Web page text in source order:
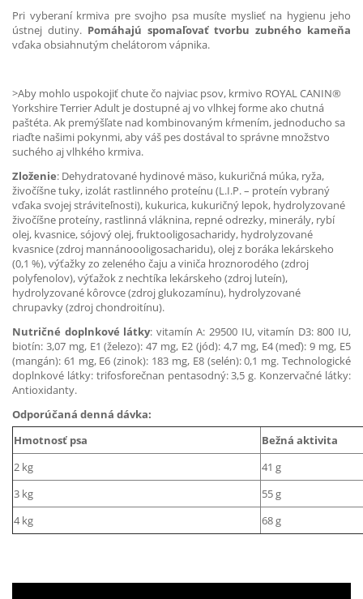
Pri vyberaní krmiva pre svojho psa musíte myslieť na hygienu jeho
ústnej dutiny. Pomáhajú spomaľovať tvorbu zubného kameňa
vďaka obsiahnutým chelátorom vápnika.
>Aby mohlo uspokojiť chute čo najviac psov, krmivo ROYAL CANIN®
Yorkshire Terrier Adult je dostupné aj vo vlhkej forme ako chutná
paštéta. Ak premýšľate nad kombinovaným kŕmením, jednoducho sa
riaďte našimi pokynmi, aby váš pes dostával to správne množstvo
suchého aj vlhkého krmiva.
Zloženie: Dehydratované hydinové mäso, kukuričná múka, ryža,
živočíšne tuky, izolát rastlinného proteínu (L.I.P. – proteín vybraný
vďaka svojej stráviteľnosti), kukurica, kukuričný lepok, hydrolyzované
živočíšne proteíny, rastlinná vláknina, repné odrezky, minerály, rybí
olej, kvasnice, sójový olej, fruktooligosacharidy, hydrolyzované
kvasnice (zdroj mannánoooligosacharidu), olej z boráka lekárskeho
(0,1 %), výťažky zo zeleného čaju a viniča hroznorodého (zdroj
polyfenolov), výťažok z nechtíka lekárskeho (zdroj luteín),
hydrolyzované kôrovce (zdroj glukozamínu), hydrolyzované
chrupavky (zdroj chondroitínu).
Nutričné doplnkové látky: vitamín A: 29500 IU, vitamín D3: 800 IU,
biotín: 3,07 mg, E1 (železo): 47 mg, E2 (jód): 4,7 mg, E4 (meď): 9 mg, E5
(mangán): 61 mg, E6 (zinok): 183 mg, E8 (selén): 0,1 mg. Technologické
doplnkové látky: trifosforečnan pentasodný: 3,5 g. Konzervačné látky:
Antioxidanty.
Odporúčaná denná dávka:
Hmotnosť psa
Bežná aktivita
2 kg
41 g
3 kg
55 g
4 kg
68 g